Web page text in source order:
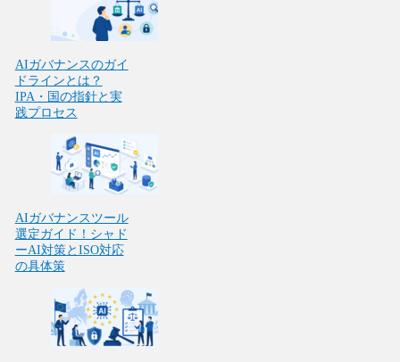
AIガバナンスのガイ
ドラインとは？
IPA・国の指針と実
践プロセス
AIガバナンスツール
選定ガイド！シャド
ーAI対策とISO対応
の具体策